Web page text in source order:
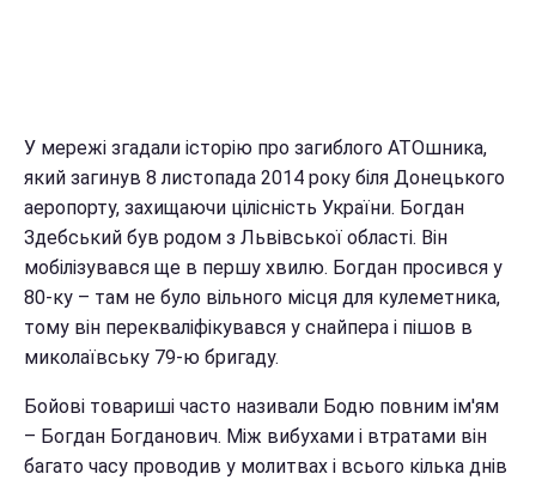
У мережі згадали історію про загиблого АТОшника,
який загинув 8 листопада 2014 року біля Донецького
аеропорту, захищаючи цілісність України. Богдан
Здебський був родом з Львівської області. Він
мобілізувався ще в першу хвилю. Богдан просився у
80-ку – там не було вільного місця для кулеметника,
тому він перекваліфікувався у снайпера і пішов в
миколаївську 79-ю бригаду.
Бойові товариші часто називали Бодю повним ім'ям
– Богдан Богданович. Між вибухами і втратами він
багато часу проводив у молитвах і всього кілька днів